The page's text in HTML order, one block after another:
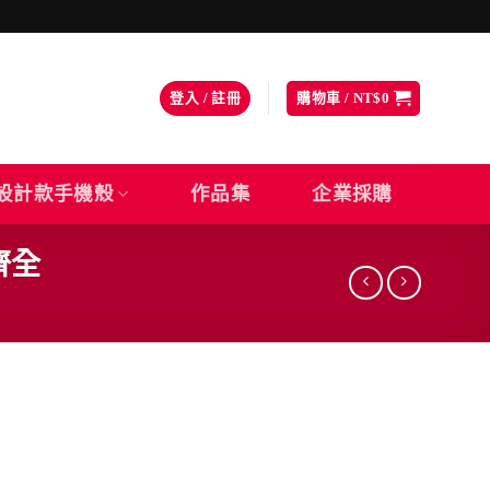
登入 / 註冊 購物車 / NT$0
計款手機殼 作品集 企業採購
全